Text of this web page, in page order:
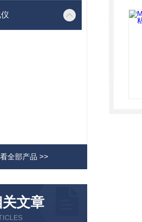
全部产品 >>
文章